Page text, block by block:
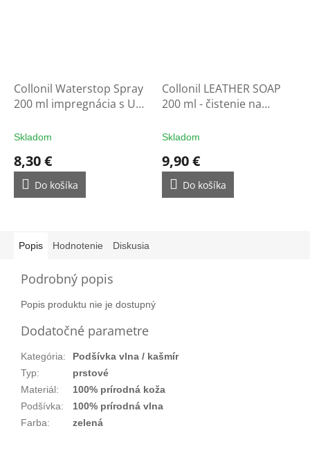
Collonil Waterstop Spray
200 ml impregnácia s UV
rukavice
Skladom
8,30 €
Do košíka
Collonil LEATHER SOAP
200 ml - čistenie na
Skladom
9,90 €
Do košíka
Popis Hodnotenie Diskusia
Podrobný popis
Popis produktu nie je dostupný
Dodatočné parametre
Kategória:
Podšívka vlna / kašmír
Typ:
prstové
Materiál:
100% prírodná koža
Podšívka:
100% prírodná vlna
Farba: zelená